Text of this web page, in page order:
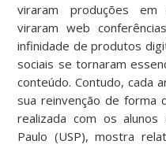
viraram produções em
viraram web
infinidade de produtos
sociais se tornaram
conteúdo. Contudo, cada
sua reinvenção de forma
realizada com os alunos
Paulo (USP), mostra